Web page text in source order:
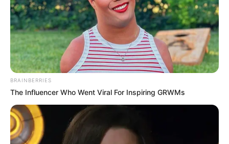
BRAINBERRIES
The Influencer Who Went Viral For Inspiring GRWMs